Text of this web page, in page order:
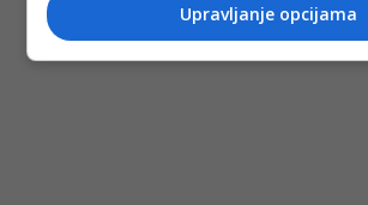
Upravljanje opcijama